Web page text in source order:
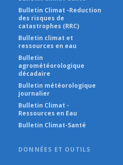
Bulletin Climat -Reduction
des risques de
catastrophes (RRC)
Bulletin climat et
ressources en eau
Bulletin
agrométéorologique
décadaire
Bulletin météorologique
journalier
Bulletin Climat -
Ressources en Eau
Bulletin Climat-Santé
DONNÉES ET OUTILS